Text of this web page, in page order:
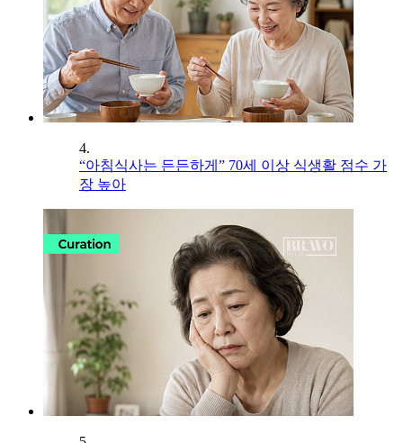
4.
“아침식사는 든든하게” 70세 이상 식생활 점수 가
장 높아